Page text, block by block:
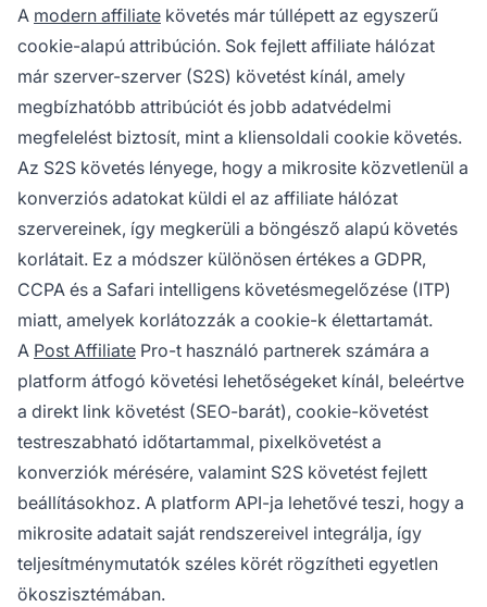
A modern affiliate követés már túllépett az egyszerű
cookie-alapú attribúción. Sok fejlett affiliate hálózat
már szerver-szerver (S2S) követést kínál, amely
megbízhatóbb attribúciót és jobb adatvédelmi
megfelelést biztosít, mint a kliensoldali cookie követés.
Az S2S követés lényege, hogy a mikrosite közvetlenül a
konverziós adatokat küldi el az affiliate hálózat
szervereinek, így megkerüli a böngésző alapú követés
korlátait. Ez a módszer különösen értékes a GDPR,
CCPA és a Safari intelligens követésmegelőzése (ITP)
miatt, amelyek korlátozzák a cookie-k élettartamát.
A Post Affiliate Pro-t használó partnerek számára a
platform átfogó követési lehetőségeket kínál, beleértve
a direkt link követést (SEO-barát), cookie-követést
testreszabható időtartammal, pixelkövetést a
konverziók mérésére, valamint S2S követést fejlett
beállításokhoz. A platform API-ja lehetővé teszi, hogy a
mikrosite adatait saját rendszereivel integrálja, így
teljesítménymutatók széles körét rögzítheti egyetlen
ökoszisztémában.